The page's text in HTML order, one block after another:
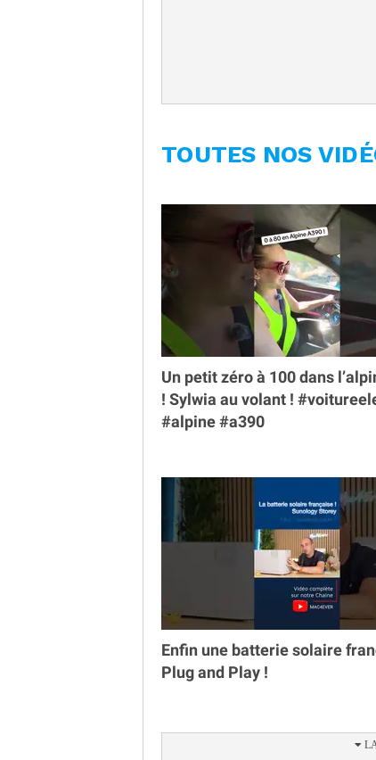
TOUTES NOS
Un petit zéro à 100 dans
￼! Sylwia au volant !
#alpine #a390
Enfin une batterie solaire
Plug and Play !